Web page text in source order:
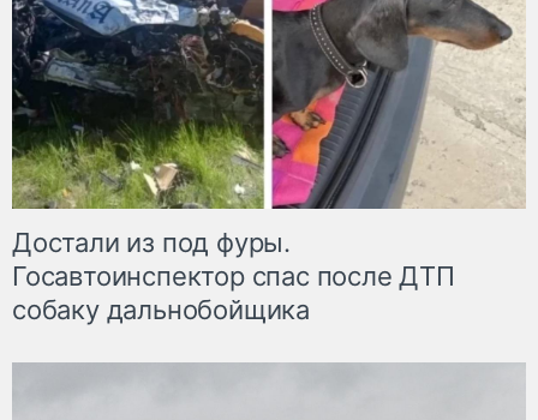
Достали из под фуры.
Госавтоинспектор спас после ДТП
собаку дальнобойщика